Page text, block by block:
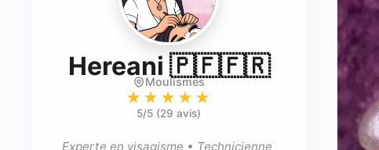
Hereani 🇵🇫🇫🇷-
Moulismes
★★★★★
5/5 (29 avis)
Experte en visagisme • Technicienne